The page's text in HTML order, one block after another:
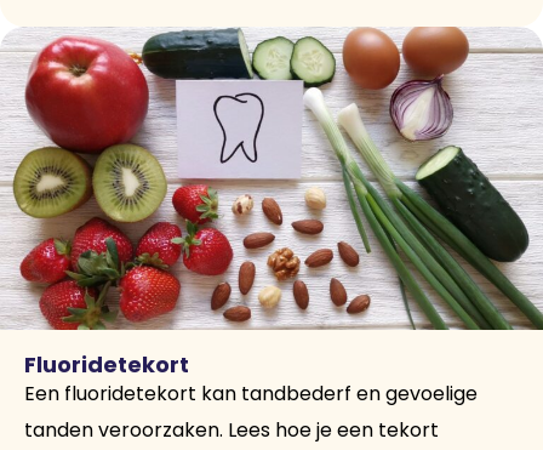
Fluoridetekort
Een fluoridetekort kan tandbederf en gevoelige
tanden veroorzaken. Lees hoe je een tekort